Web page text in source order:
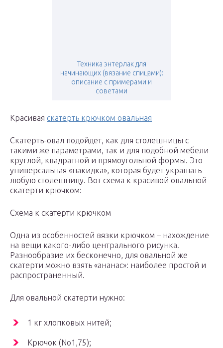
Техника энтерлак для
начинающих (вязание спицами):
описание с примерами и
советами
Красивая скатерть крючком овальная
Скатерть-овал подойдет, как для столешницы с
такими же параметрами, так и для подобной мебели
круглой, квадратной и прямоугольной формы. Это
универсальная «накидка», которая будет украшать
любую столешницу. Вот схема к красивой овальной
скатерти крючком:
Схема к скатерти крючком
Одна из особенностей вязки крючком – нахождение
на вещи какого-либо центрального рисунка.
Разнообразие их бесконечно, для овальной же
скатерти можно взять «ананас»: наиболее простой и
распространенный.
Для овальной скатерти нужно:
1 кг хлопковых нитей;
Крючок (No1,75);